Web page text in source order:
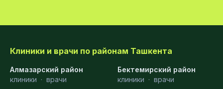
Клиники и врачи по районам Ташкента
Алмазарский район
клиники · врачи
Бектемирский район
клиники · врачи